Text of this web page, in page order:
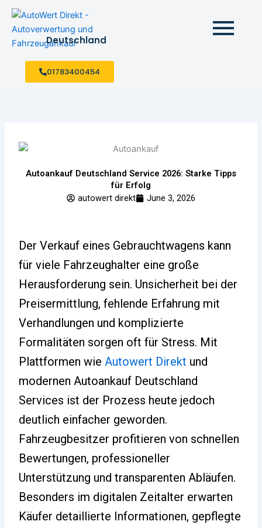
Skip
content
Deutschland
01783400454
Autoankauf Deutschland Service 2026: Starke Tipps
für Erfolg
autowert direkt
June 3, 2026
Der Verkauf eines Gebrauchtwagens kann
für viele Fahrzeughalter eine große
Herausforderung sein. Unsicherheit bei der
Preisermittlung, fehlende Erfahrung mit
Verhandlungen und komplizierte
Formalitäten sorgen oft für Stress. Mit
Plattformen wie Autowert Direkt und
modernen Autoankauf Deutschland
Services ist der Prozess heute jedoch
deutlich einfacher geworden.
Fahrzeugbesitzer profitieren von schnellen
Bewertungen, professioneller
Unterstützung und transparenten Abläufen.
Besonders im digitalen Zeitalter erwarten
Käufer detaillierte Informationen, gepflegte